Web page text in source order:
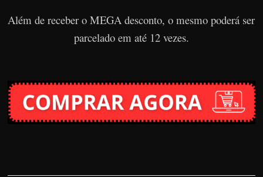
Além de receber o MEGA desconto, o mesmo poderá ser
parcelado em até 12 vezes.